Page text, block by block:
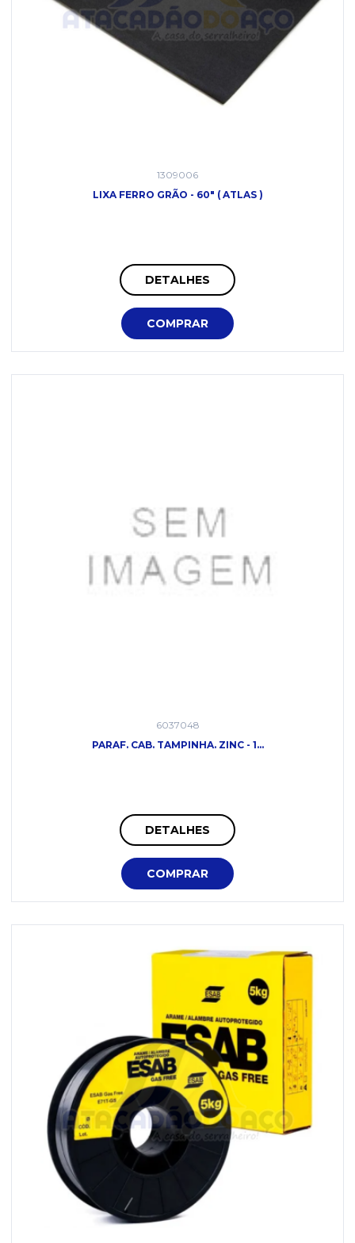
1309006
LIXA FERRO GRÃO - 60" ( ATLAS )
DETALHES
COMPRAR
6037048
PARAF. CAB. TAMPINHA. ZINC - 1...
DETALHES
COMPRAR